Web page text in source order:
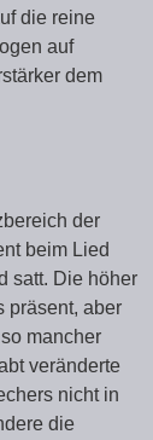
die reine
auf
dem
der
beim Lied
satt. Die höher
präsent, aber
mancher
veränderte
nicht in
die